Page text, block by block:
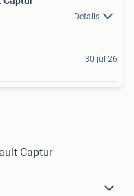
Details
30 jul 26
Captur